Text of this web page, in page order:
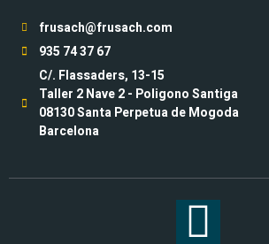
frusach@frusach.com
935 74 37 67
C/. Flassaders, 13-15
Taller 2 Nave 2 - Poligono Santiga
08130 Santa Perpetua de Mogoda
Barcelona